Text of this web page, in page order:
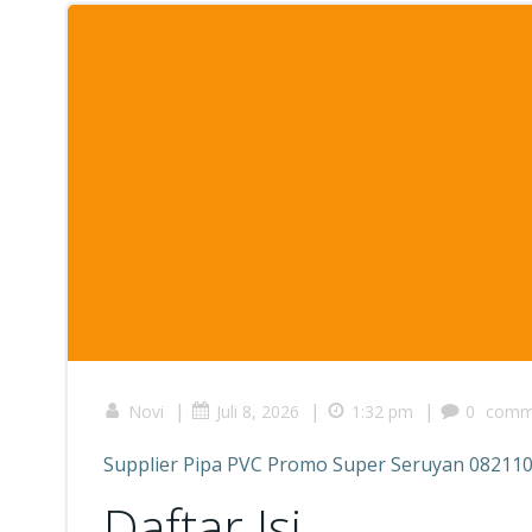
Novi | Juli 8, 2026 | 1:32 pm | 0
Supplier Pipa PVC Promo Super Seruyan